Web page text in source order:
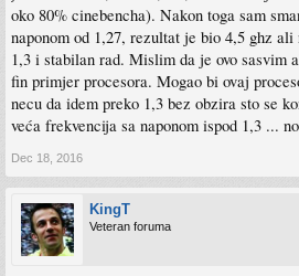
oko 80% cinebencha). Nakon toga sam
naponom od 1,27, rezultat je bio 4,5 ghz
1,3 i stabilan rad. Mislim da je ovo sasvim
fin primjer procesora. Mogao bi ovaj
necu da idem preko 1,3 bez obzira sto se
veća frekvencija sa naponom ispod 1,3 ...
Dec 18, 2016
KingT
Veteran foruma